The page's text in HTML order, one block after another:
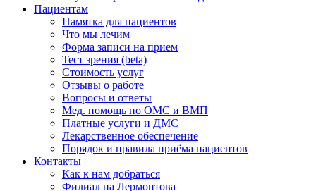
Пациентам
Памятка для пациентов
Что мы лечим
Форма записи на прием
Тест зрения (beta)
Стоимость услуг
Отзывы о работе
Вопросы и ответы
Мед. помощь по ОМС и ВМП
Платные услуги и ДМС
Лекарственное обеспечение
Порядок и правила приёма пациентов
Контакты
Как к нам добраться
Филиал на Лермонтова